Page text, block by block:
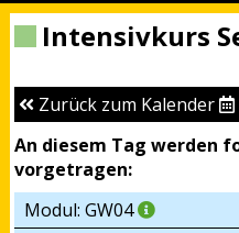
Intensivkurs
Zurück zum Kalender
An diesem Tag werden
vorgetragen:
Modul: GW04